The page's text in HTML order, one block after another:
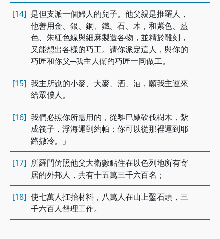
[14] 是但支派一個婦人的兒子。他父親是推羅人，
他善用金、銀、銅、鐵、石、木，和紫色、藍
色、朱紅色線與細麻製造各物，並精於雕刻，
又能想出各樣的巧工。請你派定這人，與你的
巧匠和你父─我主大衛的巧匠一同做工。
[15] 我主所說的小麥、大麥、酒、油，願我主運來
給眾僕人。
[16] 我們必照你所需用的，從黎巴嫩砍伐樹木，紮
成筏子，浮海運到約帕；你可以從那裡運到耶
路撒冷。」
[17] 所羅門仿照他父大衛數點住在以色列地所有寄
居的外邦人，共有十五萬三千六百名；
[18] 使七萬人扛抬材料，八萬人在山上鑿石頭，三
千六百人督理工作。